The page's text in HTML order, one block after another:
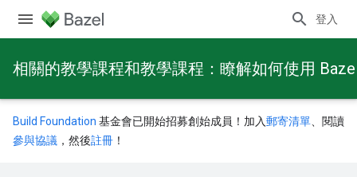
登入
相關的教學課程和教學課程：瞭解如何使用
Build Foundation 基金會已開始招募創始成員！加入郵寄清單 、閱讀
參與協議 ，然後註冊 ！